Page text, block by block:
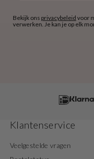
Bekijk ons privacybeleid voor
verwerken. Je kan je op elk
Klantenservice
Veelgestelde vragen